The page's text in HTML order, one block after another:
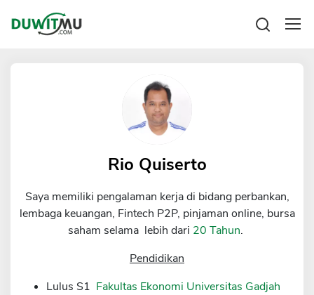
Mengelola keuangan
Pinjaman Online
Hutang
KTA
Rio Quiserto
Saya memiliki pengalaman kerja di bidang perbankan,
lembaga keuangan, Fintech P2P, pinjaman online, bursa
saham selama lebih dari 20 Tahun.
Pendidikan
Lulus S1 Fakultas Ekonomi Universitas Gadjah